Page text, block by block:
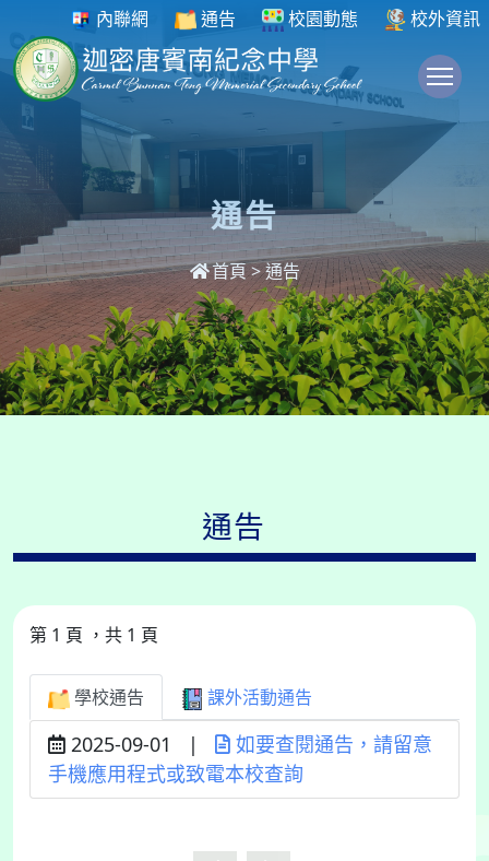
內聯網 通告 校園動態 校外資訊
通告
首頁> 通告
通告
第 1 頁 ，共 1 頁
學校通告 課外活動通告
2025-09-01 |
如要查閱通告，請留意
手機應用程式或致電本校查詢